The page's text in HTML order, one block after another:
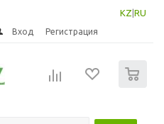
KZ RU
Вход Регистрация